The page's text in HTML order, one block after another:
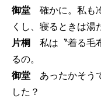
御堂 確かに。私も
くし、寝るときは湯
片桐 私は〝着る毛
るの。
御堂 あったかそう
した？